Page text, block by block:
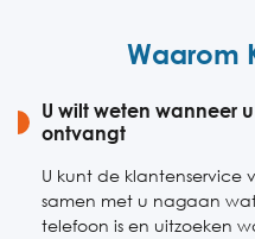
Zaterdag
Waarom
U wilt weten wanneer
ontvangt
U kunt de klantenservice
samen met u nagaan
telefoon is en uitzoeken